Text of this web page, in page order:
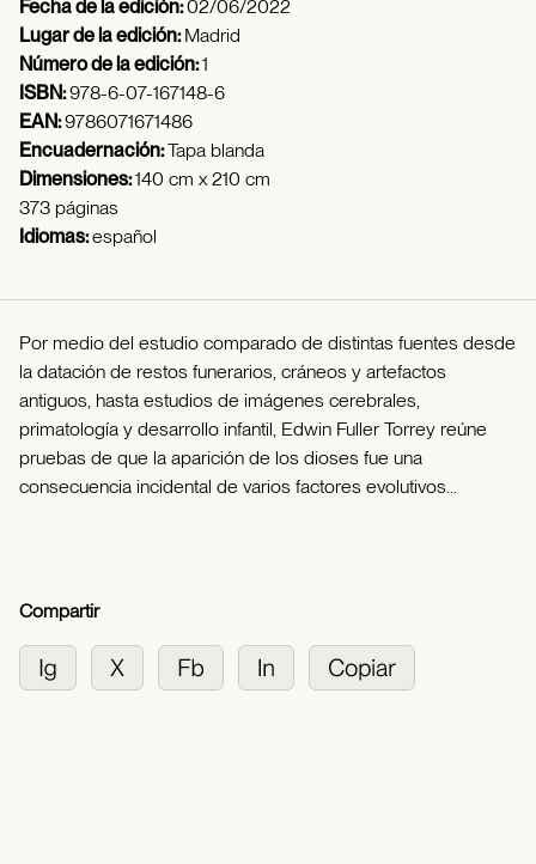
Fecha de la edición:02/06/2022
Lugar de la edición:Madrid
Número de la edición:1
ISBN:978-6-07-167148-6
EAN:9786071671486
Encuadernación:Tapa blanda
Dimensiones:140 cm x 210 cm
373 páginas
Idiomas:español
Por medio del estudio comparado de distintas fuentes desde
la datación de restos funerarios, cráneos y artefactos
antiguos, hasta estudios de imágenes cerebrales,
primatología y desarrollo infantil, Edwin Fuller Torrey reúne
pruebas de que la aparición de los dioses fue una
consecuencia incidental de varios factores evolutivos...
Compartir